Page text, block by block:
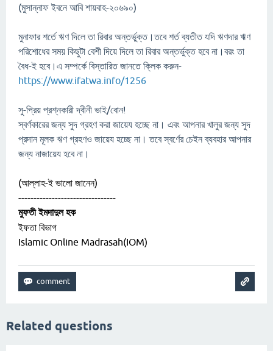
(মুসান্নাফ ইবনে আবি শায়বাহ-২০৬৯০)
মুনাফার শর্তে ঋণ দিলে তা রিবার অন্তর্ভুক্ত।তবে শর্ত ব্যতীত যদি ঋণদার ঋণ
পরিশোধের সময় কিছুটা বেশী দিয়ে দিলে তা রিবার অন্তর্ভুক্ত হবে না।বরং তা
বৈধ-ই হবে।এ সম্পর্কে বিস্তারিত জানতে ক্লিক করুন-
https://www.ifatwa.info/1256
সু-প্রিয় প্রশ্নকারী দ্বীনী ভাই/বোন!
স্বর্ণকারের জন্য সুদ গ্রহণ করা জায়েয হচ্ছে না। এবং আপনার খালুর জন্য সুদ
প্রদান মূলক ঋণ গ্রহণও জায়েয হচ্ছে না। তবে স্বর্ণের চেইন ব্যবহার আপনার
জন্য নাজায়েয হবে না।
(আল্লাহ-ই ভালো জানেন)
--------------------------------
মুফতী ইমদাদুল হক
ইফতা বিভাগ
Islamic Online Madrasah(IOM)
Related questions